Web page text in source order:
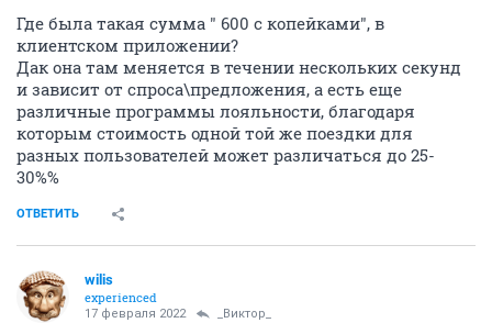
Где была такая сумма " 600 с копейками", в
клиентском приложении?
Дак она там меняется в течении нескольких секунд
и зависит от спроса\предложения, а есть еще
различные программы лояльности, благодаря
которым стоимость одной той же поездки для
разных пользователей может различаться до 25-
30%%
ОТВЕТИТЬ
wilis
experienced
17 февраля 2022 _Виктор_